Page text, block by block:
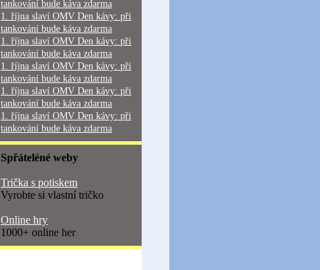
tankování bude káva zdarma
1. října slaví OMV Den kávy: při
tankování bude káva zdarma
1. října slaví OMV Den kávy: při
tankování bude káva zdarma
1. října slaví OMV Den kávy: při
tankování bude káva zdarma
1. října slaví OMV Den kávy: při
tankování bude káva zdarma
1. října slaví OMV Den kávy: při
tankování bude káva zdarma
Spřáteléné weby
Trička s potiskem
Vyrobte si vlastní tričko
Online hry
1000+ online her